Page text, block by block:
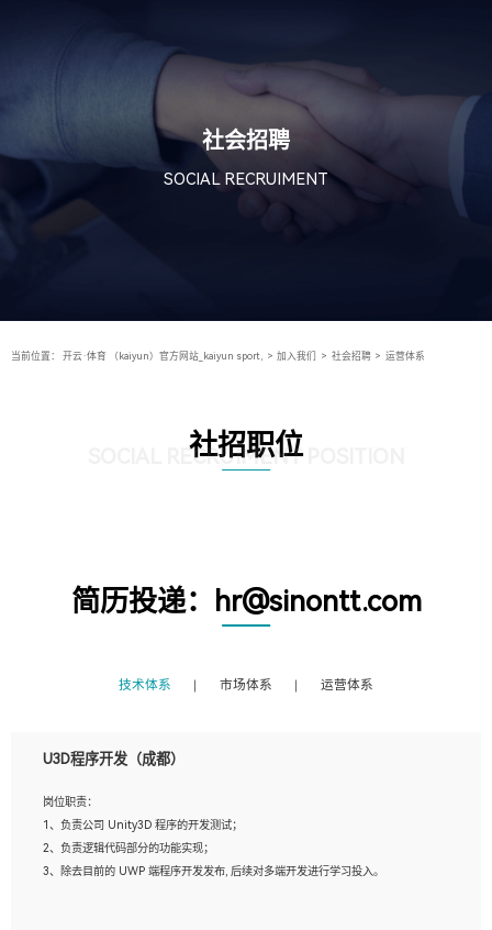
社会招聘
SOCIAL RECRUIMENT
当前位置： 开云·体育 （kaiyun）官方网站_kaiyun sport, > 加入我们 > 社会招聘 > 运营体系
社招职位
SOCIAL RECRUIMENT POSITION
简历投递：hr@sinontt.com
技术体系 市场体系 运营体系
U3D程序开发（成都）
岗位职责：
1、负责公司 Unity3D 程序的开发测试；
2、负责逻辑代码部分的功能实现；
3、除去目前的 UWP 端程序开发发布, 后续对多端开发进行学习投入。